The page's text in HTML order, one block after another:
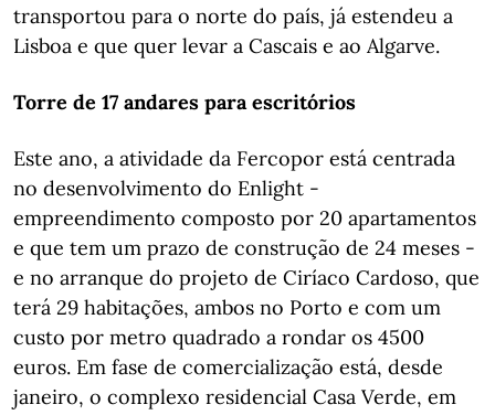
transportou para o norte do país, já estendeu a
Lisboa e que quer levar a Cascais e ao Algarve.
Torre de 17 andares para escritórios
Este ano, a atividade da Fercopor está centrada
no desenvolvimento do Enlight -
empreendimento composto por 20 apartamentos
e que tem um prazo de construção de 24 meses -
e no arranque do projeto de Ciríaco Cardoso, que
terá 29 habitações, ambos no Porto e com um
custo por metro quadrado a rondar os 4500
euros. Em fase de comercialização está, desde
janeiro, o complexo residencial Casa Verde, em